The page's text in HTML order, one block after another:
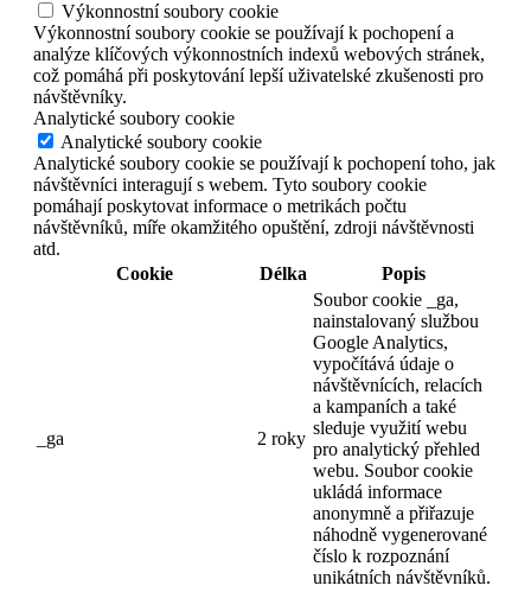
Výkonnostní soubory cookie
Výkonnostní soubory cookie se používají k pochopení a
analýze klíčových výkonnostních indexů webových stránek,
což pomáhá při poskytování lepší uživatelské zkušenosti pro
návštěvníky.
Analytické soubory cookie
Analytické soubory cookie
Analytické soubory cookie se používají k pochopení toho, jak
návštěvníci interagují s webem. Tyto soubory cookie
pomáhají poskytovat informace o metrikách počtu
návštěvníků, míře okamžitého opuštění, zdroji návštěvnosti
atd.
Cookie
Délka Popis
_ga 2 roky
Soubor cookie _ga,
nainstalovaný službou
Google Analytics,
vypočítává údaje o
návštěvnících, relacích
a kampaních a také
sleduje využití webu
pro analytický přehled
webu. Soubor cookie
ukládá informace
anonymně a přiřazuje
náhodně vygenerované
číslo k rozpoznání
unikátních návštěvníků.